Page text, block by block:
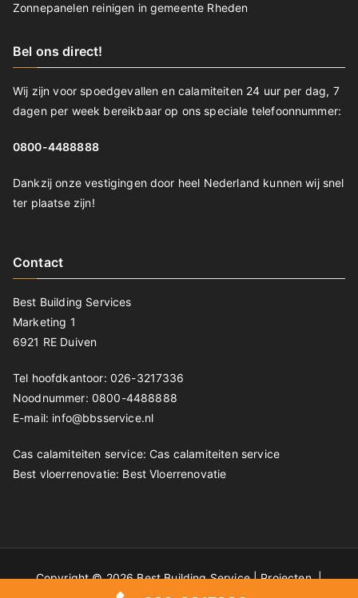
Zonnepanelen reinigen in gemeente Rheden
Bel ons direct!
Wij zijn voor spoedgevallen en calamiteiten 24 uur per dag, 7
dagen per week bereikbaar op ons speciale telefoonnummer:
0800-4488888
Dankzij onze vestigingen door heel Nederland kunnen wij snel
ter plaatse zijn!
Contact
Best Building Services
Marketing 1
6921 RE Duiven
Tel hoofdkantoor: 026-3217336
Noodnummer: 0800-4488888
E-mail: info@bbsservice.nl
Cas calamiteiten service: Cas calamiteiten service
Best vloerrenovatie: Best Vloerrenovatie
Copyright © 2026 Best Building Service |Projecten|